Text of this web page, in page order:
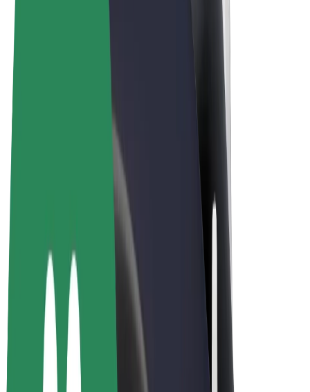
Biznes üçün Bolt
Elektrikli velosipedlər
Bolt Plus
Bolt ilə pul qazanın
Sürücülər
Sürücü qazancı